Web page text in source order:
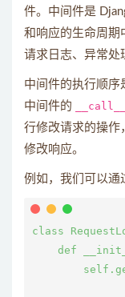
件。中间件是
和响应的生命周期
请求日志、异常处
中间件的执行顺序
中间件的
__call__
行修改请求的操作
修改响应。
例如，我们可以通
class
def